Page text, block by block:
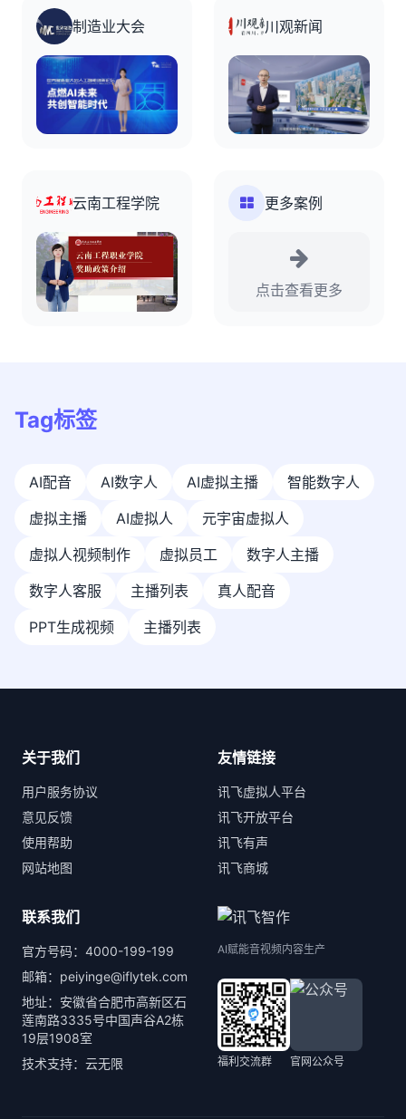
制造业大会 川观新闻
云南工程学院 更多案例
点击查看更多
Tag标签
AI配音 AI数字人 AI虚拟主播
智能数字人
虚拟主播
AI虚拟人
元宇宙虚拟人
虚拟人视频制作
虚拟员工
数字人主播
数字人客服
主播列表
真人配音
PPT生成视频
主播列表
关于我们
用户服务协议
意见反馈
使用帮助
网站地图
友情链接
讯飞虚拟人平台
讯飞开放平台
讯飞有声
讯飞商城
联系我们
官方号码：4000-199-199
邮箱：peiyinge@iflytek.com
地址：安徽省合肥市高新区石
莲南路3335号中国声谷A2栋
19层1908室
技术支持：云无限
AI赋能音视频内容生产
福利交流群 官网公众号